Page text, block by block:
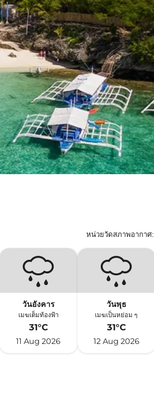
หน่วยวัดสภาพอากาศ:
วันอังคาร
เมฆเต็มท้องฟ้า
31°C
11 Aug 2026
วันพุธ
เมฆเป็นหย่อม ๆ
31°C
12 Aug 2026